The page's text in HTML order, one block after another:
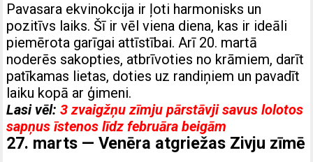
Pavasara ekvinokcija ir ļoti harmonisks un
pozitīvs laiks. Šī ir vēl viena diena, kas ir ideāli
piemērota garīgai attīstībai. Arī 20. martā
noderēs sakopties, atbrīvoties no krāmiem, darīt
patīkamas lietas, doties uz randiņiem un pavadīt
laiku kopā ar ģimeni.
Lasi vēl:3 zvaigžņu zīmju pārstāvji savus lolotos
sapņus īstenos līdz februāra beigām
27. marts — Venēra atgriežas Zivju zīmē